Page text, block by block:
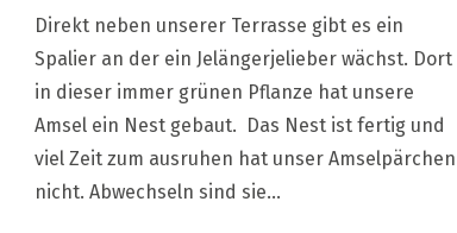
Direkt neben unserer Terrasse gibt es ein
Spalier an der ein Jelängerjelieber wächst. Dort
in dieser immer grünen Pflanze hat unsere
Amsel ein Nest gebaut. Das Nest ist fertig und
viel Zeit zum ausruhen hat unser Amselpärchen
nicht. Abwechseln sind sie…